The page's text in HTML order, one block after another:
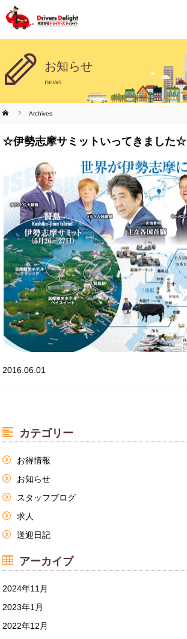
お知らせ
news
Archives
☆伊勢志摩サミットいってきました☆
2016.06.01
カテゴリー
お得情報
お知らせ
スタッフブログ
求人
送迎日記
アーカイブ
2024年11月
2023年1月
2022年12月